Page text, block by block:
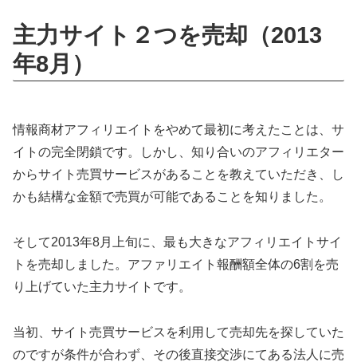
主力サイト２つを売却（2013
年8月）
情報商材アフィリエイトをやめて最初に考えたことは、サ
イトの完全閉鎖です。しかし、知り合いのアフィリエター
からサイト売買サービスがあることを教えていただき、し
かも結構な金額で売買が可能であることを知りました。
そして2013年8月上旬に、最も大きなアフィリエイトサイ
トを売却しました。アファリエイト報酬額全体の6割を売
り上げていた主力サイトです。
当初、サイト売買サービスを利用して売却先を探していた
のですが条件が合わず、その後直接交渉にてある法人に売